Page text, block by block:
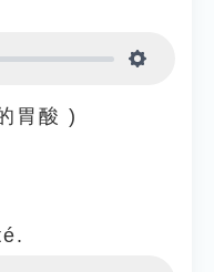
胃酸 )